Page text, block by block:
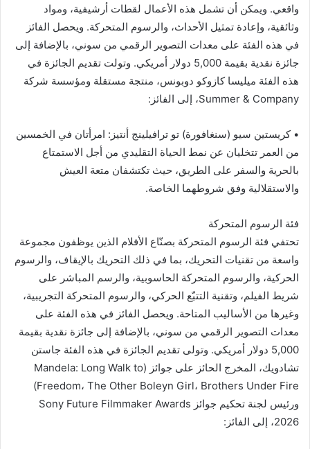
واقعي. ويمكن أن تشمل هذه الأعمال لقطات أرشيفية، ومواد
وثائقية، وإعادة تمثيل الأحداث، والرسوم المتحركة. ويحصل الفائز
في هذه الفئة على معدات التصوير الرقمي من سوني، بالإضافة إلى
جائزة نقدية بقيمة 5,000 دولار أمريكي. وتولت تقديم الجائزة في
هذه الفئة ميليسا كازوكو دوبونس، منتجة مستقلة ومؤسسة شركة
Summer & Company، إلى الفائز:
• كريستين سيو (سنغافورة) تو ترافيلينج أنتيز: امرأتان في الخمسين
من العمر تتخليان عن نمط الحياة التقليدي من أجل الاستمتاع
بالحرية والسفر على الطريق، حيث تكتشفان متعة العيش
والاستقلالية وفق شروطهما الخاصة.
فئة الرسوم المتحركة
تحتفي فئة الرسوم المتحركة بصنّاع الأفلام الذين يوظفون مجموعة
واسعة من تقنيات التحريك، بما في ذلك التحريك بالإيقاف، والرسوم
الحركية، والرسوم المتحركة الحاسوبية، والرسم المباشر على
شريط الفيلم، وتقنية التتبّع الحركي، والرسوم المتحركة التجريبية،
وغيرها من الأساليب المتاحة. ويحصل الفائز في هذه الفئة على
معدات التصوير الرقمي من سوني، بالإضافة إلى جائزة نقدية بقيمة
5,000 دولار أمريكي. وتولى تقديم الجائزة في هذه الفئة جاستن
تشادويك، المخرج الحائز على جوائز (Mandela: Long Walk to
Freedom، The Other Boleyn Girl، Brothers Under Fire)
ورئيس لجنة تحكيم جوائز Sony Future Filmmaker Awards
2026، إلى الفائز: